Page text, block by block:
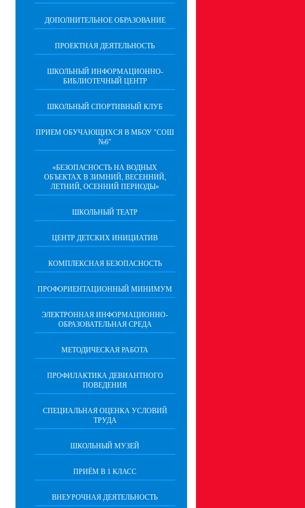
ДОПОЛНИТЕЛЬНОЕ ОБРАЗОВАНИЕ
ПРОЕКТНАЯ ДЕЯТЕЛЬНОСТЬ
ШКОЛЬНЫЙ ИНФОРМАЦИОННО-
БИБЛИОТЕЧНЫЙ ЦЕНТР
ШКОЛЬНЫЙ СПОРТИВНЫЙ КЛУБ
ПРИЕМ ОБУЧАЮЩИХСЯ В МБОУ "СОШ
№6"
«БЕЗОПАСНОСТЬ НА ВОДНЫХ
ОБЪЕКТАХ В ЗИМНИЙ, ВЕСЕННИЙ,
ЛЕТНИЙ, ОСЕННИЙ ПЕРИОДЫ»
ШКОЛЬНЫЙ ТЕАТР
ЦЕНТР ДЕТСКИХ ИНИЦИАТИВ
КОМПЛЕКСНАЯ БЕЗОПАСНОСТЬ
ПРОФОРИЕНТАЦИОННЫЙ МИНИМУМ
ЭЛЕКТРОННАЯ ИНФОРМАЦИОННО-
ОБРАЗОВАТЕЛЬНАЯ СРЕДА
МЕТОДИЧЕСКАЯ РАБОТА
ПРОФИЛАКТИКА ДЕВИАНТНОГО
ПОВЕДЕНИЯ
СПЕЦИАЛЬНАЯ ОЦЕНКА УСЛОВИЙ
ТРУДА
ШКОЛЬНЫЙ МУЗЕЙ
ПРИЁМ В 1 КЛАСС
ВНЕУРОЧНАЯ ДЕЯТЕЛЬНОСТЬ